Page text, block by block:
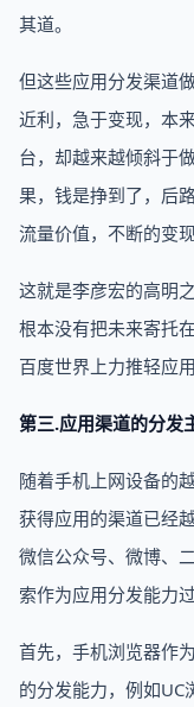
其道。
但这些应用分发渠道
近利，急于变现，本
台，却越来越倾斜于
果，钱是挣到了，后
流量价值，不断的变
这就是李彦宏的高明
根本没有把未来寄托
百度世界上力推轻应
第三.应用渠道的分发
随着手机上网设备的
获得应用的渠道已经
微信公众号、微博、
索作为应用分发能力
首先，手机浏览器作
的分发能力，例如